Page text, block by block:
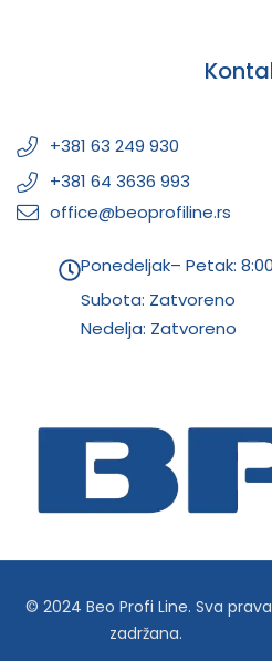
+381 63 249 930
+381 64 3636 993
office@beoprofiline.rs
Ponedeljak– Petak:
Subota: Zatvoreno
Nedelja: Zatvoreno
© 2024 Beo Profi Line. Sva prava
zadržana.